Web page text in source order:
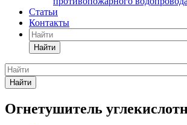
Статьи
Контакты
Найти
Найти
Огнетушитель